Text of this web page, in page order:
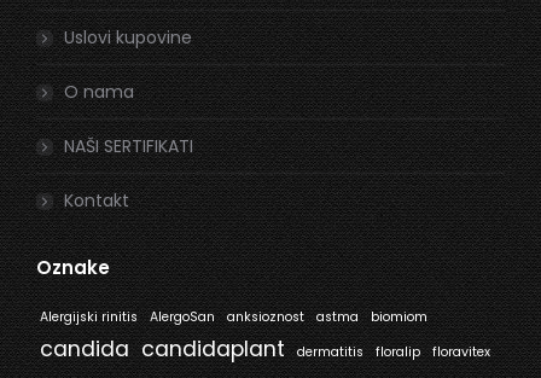
Uslovi kupovine
O nama
NAŠI SERTIFIKATI
Kontakt
Oznake
Alergijski rinitis AlergoSan anksioznost astma biomiom
candida candidaplant dermatitis floralip floravitex